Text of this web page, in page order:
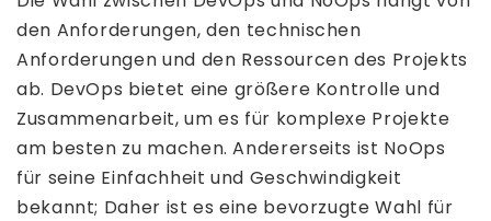
den Anforderungen, den technischen
Anforderungen und den Ressourcen des Projekts
ab. DevOps bietet eine größere Kontrolle und
Zusammenarbeit, um es für komplexe Projekte
am besten zu machen. Andererseits ist NoOps
für seine Einfachheit und Geschwindigkeit
bekannt; Daher ist es eine bevorzugte Wahl für